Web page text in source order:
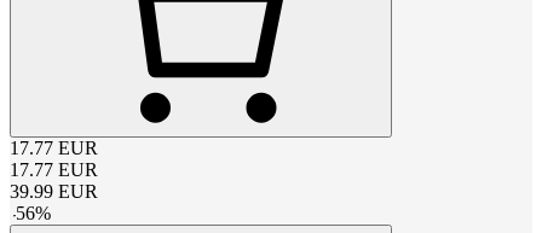
17.77 EUR
17.77 EUR
39.99 EUR
-56%